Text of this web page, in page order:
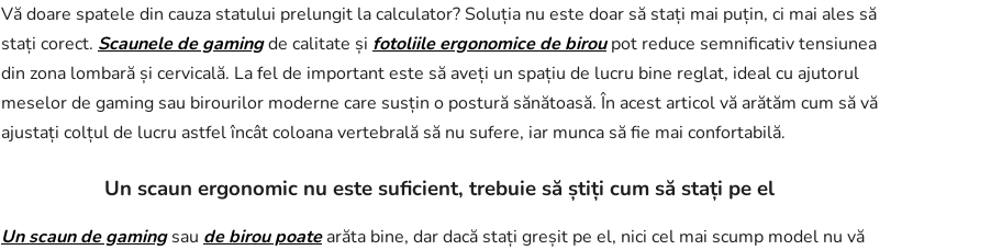
Vă doare spatele din cauza statului prelungit la calculator? Soluția nu este doar să stați mai puțin, ci mai ales să
stați corect. Scaunele de gamingde calitate și fotoliile ergonomice de biroupot reduce semnificativ tensiunea
din zona lombară și cervicală. La fel de important este să aveți un spațiu de lucru bine reglat, ideal cu ajutorul
meselor de gaming sau birourilor moderne care susțin o postură sănătoasă. În acest articol vă arătăm cum să vă
ajustați colțul de lucru astfel încât coloana vertebrală să nu sufere, iar munca să fie mai confortabilă.
Un scaun ergonomic nu este suficient, trebuie să știți cum să stați pe el
Un scaun de gamingsau de birou poatearăta bine, dar dacă stați greșit pe el, nici cel mai scump model nu vă